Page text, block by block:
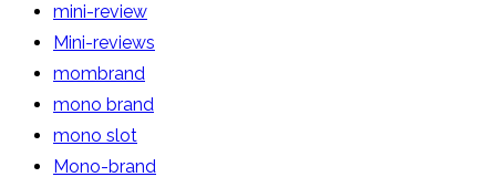
mini-review
Mini-reviews
mombrand
mono brand
mono slot
Mono-brand